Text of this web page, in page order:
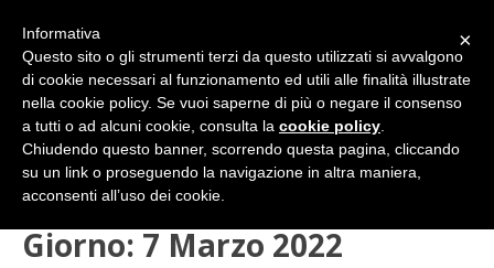
2022 MARZO
Giorno: 7 Marzo 2022
×
Informativa
Questo sito o gli strumenti terzi da questo utilizzati si avvalgono
di cookie necessari al funzionamento ed utili alle finalità illustrate
nella cookie policy. Se vuoi saperne di più o negare il consenso
a tutti o ad alcuni cookie, consulta la cookie policy
Chiudendo questo banner, scorrendo questa pagina, cliccando
su un link o proseguendo la navigazione in altra maniera,
acconsenti all’uso dei cookie.